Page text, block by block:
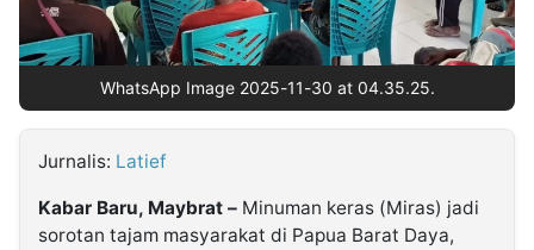
WhatsApp Image 2025-11-30 at 04.35.25.
Jurnalis: Latief
Kabar Baru, Maybrat – Minuman keras (Miras) jadi
sorotan tajam masyarakat di Papua Barat Daya,